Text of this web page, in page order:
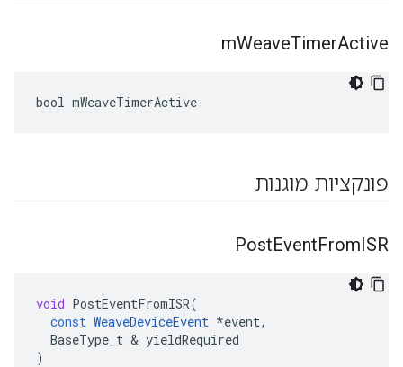
mWeaveTimerActive
bool mWeaveTimerActive
פונקציות מוגנות
PostEventFromISR
void PostEventFromISR(
const WeaveDeviceEvent *event,
BaseType_t & yieldRequired
)